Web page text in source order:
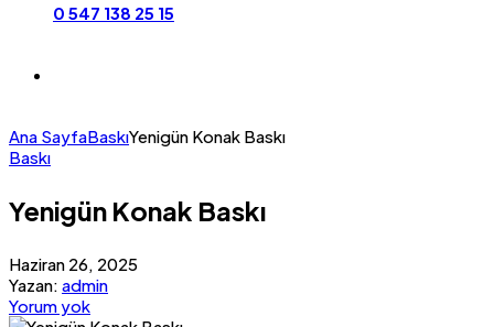
0 547 138 25 15
Ana SayfaBaskıYenigün Konak Baskı
Baskı
Yenigün Konak Baskı
Haziran 26, 2025
Yazan: admin
Yorum yok